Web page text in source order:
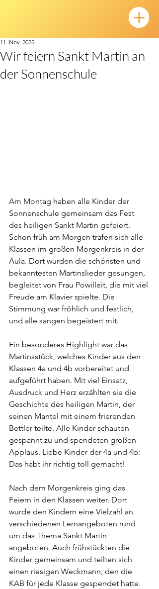
Wir feiern Sankt Martin an
der Sonnenschule
11. Nov. 2025
Am Montag haben alle Kinder der
Sonnenschule gemeinsam das Fest
des heiligen Sankt Martin gefeiert.
Schon früh am Morgen trafen sich alle
Klassen im großen Morgenkreis in der
Aula. Dort wurden die schönsten und
bekanntesten Martinslieder gesungen,
begleitet von Frau Powilleit, die mit viel
Freude am Klavier spielte. Die
Stimmung war fröhlich und festlich,
und alle sangen begeistert mit.
Ein besonderes Highlight war das
Martinsstück, welches Kinder aus den
Klassen 4a und 4b vorbereitet und
aufgeführt haben. Mit viel Einsatz,
Ausdruck und Herz erzählten sie die
Geschichte des heiligen Martin, der
seinen Mantel mit einem frierenden
Bettler teilte. Alle Kinder schauten
gespannt zu und spendeten großen
Applaus. Liebe Kinder der 4a und 4b:
Das habt ihr richtig toll gemacht!
Nach dem Morgenkreis ging das
Feiern in den Klassen weiter. Dort
wurde den Kindern eine Vielzahl an
verschiedenen Lernangeboten rund
um das Thema Sankt Martin
angeboten. Auch frühstückten die
Kinder gemeinsam und teilten sich
einen riesigen Weckmann, den die
KAB für jede Klasse gespendet hatte.